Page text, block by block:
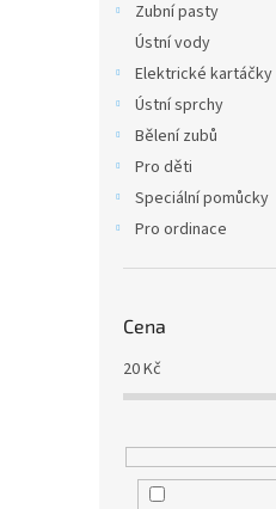
Zubní pasty
Ústní vody
Elektrické kartáčky
Ústní sprchy
Bělení zubů
Pro děti
Speciální pomůcky
Pro ordinace
Cena
20Kč